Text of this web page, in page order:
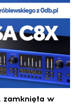
zamknięta w